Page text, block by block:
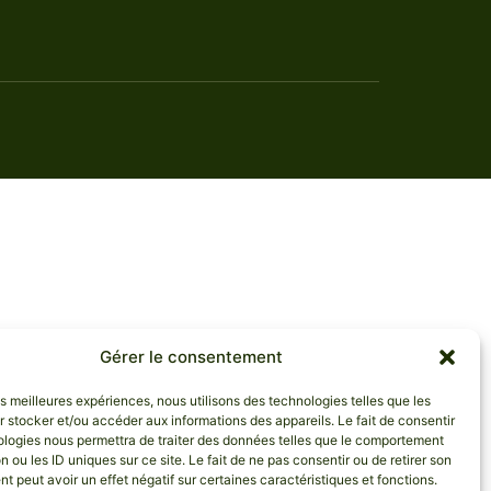
Gérer le consentement
meilleures expériences, nous utilisons des technologies telles que les
stocker et/ou accéder aux informations des appareils. Le fait de consentir
nous permettra de traiter des données telles que le comportement
ou les ID uniques sur ce site. Le fait de ne pas consentir ou de retirer son
peut avoir un effet négatif sur certaines caractéristiques et fonctions.